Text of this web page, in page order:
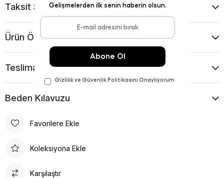
Taksit Seçenekleri
Ürün Önerileri
Teslimat Ve İade Koşulları
Beden Kılavuzu
Favorilere Ekle
Koleksiyona Ekle
Karşılaştır